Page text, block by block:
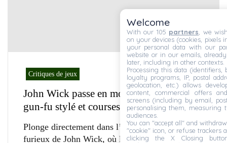
Critiques de jeux
John Wick passe en mode AAA : un jeu
gun-fu stylé et courses-poursuites
Plonge directement dans l’univers tranchant et
furieux de John Wick, où le combat stylé s’allie
Welcome
With our 105 partners , we
on your devices (cookies, pixels
your personal data with our
website or in our emails,
later, including in other contexts.
Processing this data (identifiers,
loyalty programs, IP, postal
geolocation, etc.) allows
content, commercial offers
screens (including by email,
personalising them, measuring
audiences.
You can "accept all" and
"cookie" icon, or refuse trackers
clicking the X Closing